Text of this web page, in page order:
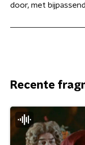
door, met
Recente